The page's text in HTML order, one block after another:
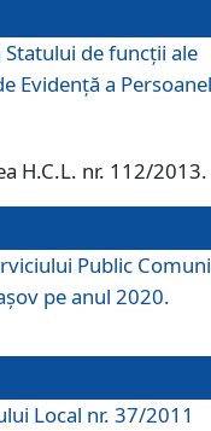
de funcții ale
Evidență a
H.C.L. nr. 112/2013.
Public
pe anul 2020.
Local nr. 37/2011